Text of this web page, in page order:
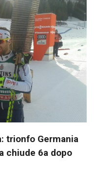
trionfo Germania
chiude 6a dopo